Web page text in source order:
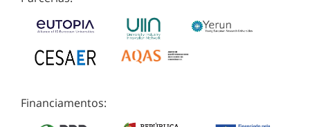
Financiamentos: